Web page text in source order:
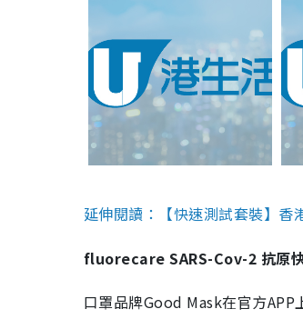
延伸閱讀：【快速測試套裝】
fluorecare SARS-Cov-2 抗原
口罩品牌Good Mask在官方